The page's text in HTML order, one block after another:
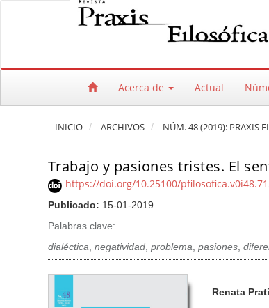
Salto rápido al contenido de la página
Navegación principal
Acerca de Actual
INICIO ARCHIVOS NÚM. 48 (2019): PRAXIS
Trabajo y pasiones tristes. El
https://doi.org/10.25100/
Publicado: 15-01-2019
Palabras clave:
dialéctica, negatividad, problema, pasiones,
Barra lateral del artículo
u
Renata Prati